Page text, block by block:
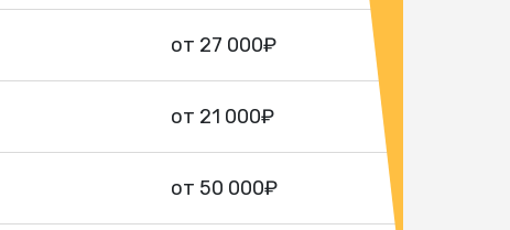
от 27 000₽
от 21 000₽
от 50 000₽